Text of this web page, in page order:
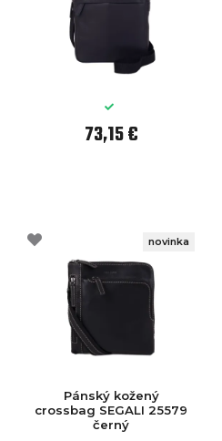
73,15 €
novinka
Pánský kožený
crossbag SEGALI 25579
černý